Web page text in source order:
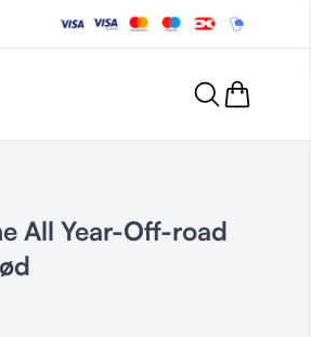
All Year-Off-road